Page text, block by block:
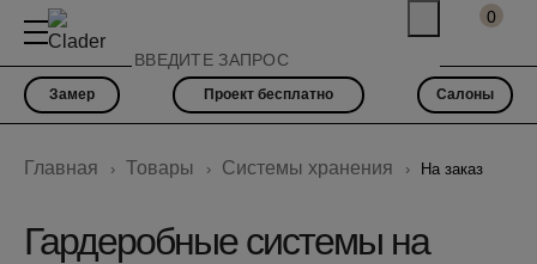
0
Замер Проект бесплатно Салоны
Главная Товары Системы хранения На заказ
Гардеробные системы на